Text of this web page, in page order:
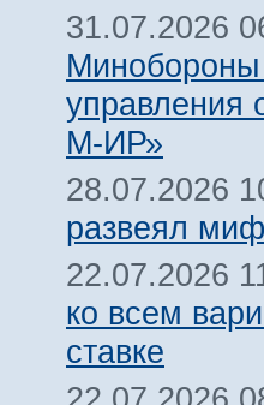
31.07.2026
управления
М-ИР»
28.07.2026
развеял
22.07.2026
ко всем
ставке